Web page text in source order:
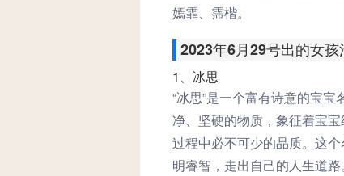
嫣霏、霈楷。
2023年6月29号出的女孩
1、冰思
“冰思”是一个富有诗意的宝
净、坚硬的物质，象征着宝
过程中必不可少的品质。这
明睿智，走出自己的人生道路。